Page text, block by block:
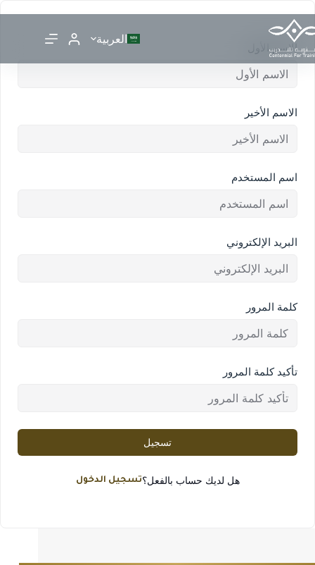
العربية
الاسم الأول
الاسم الأخير
اسم المستخدم
البريد الإلكتروني
كلمة المرور
تأكيد كلمة المرور
تسجيل
هل لديك حساب بالفعل؟تسجيل الدخول